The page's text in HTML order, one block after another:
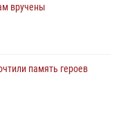
вручены
память героев